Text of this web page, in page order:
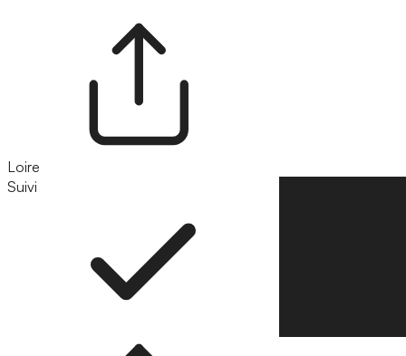
Loire
Suivi